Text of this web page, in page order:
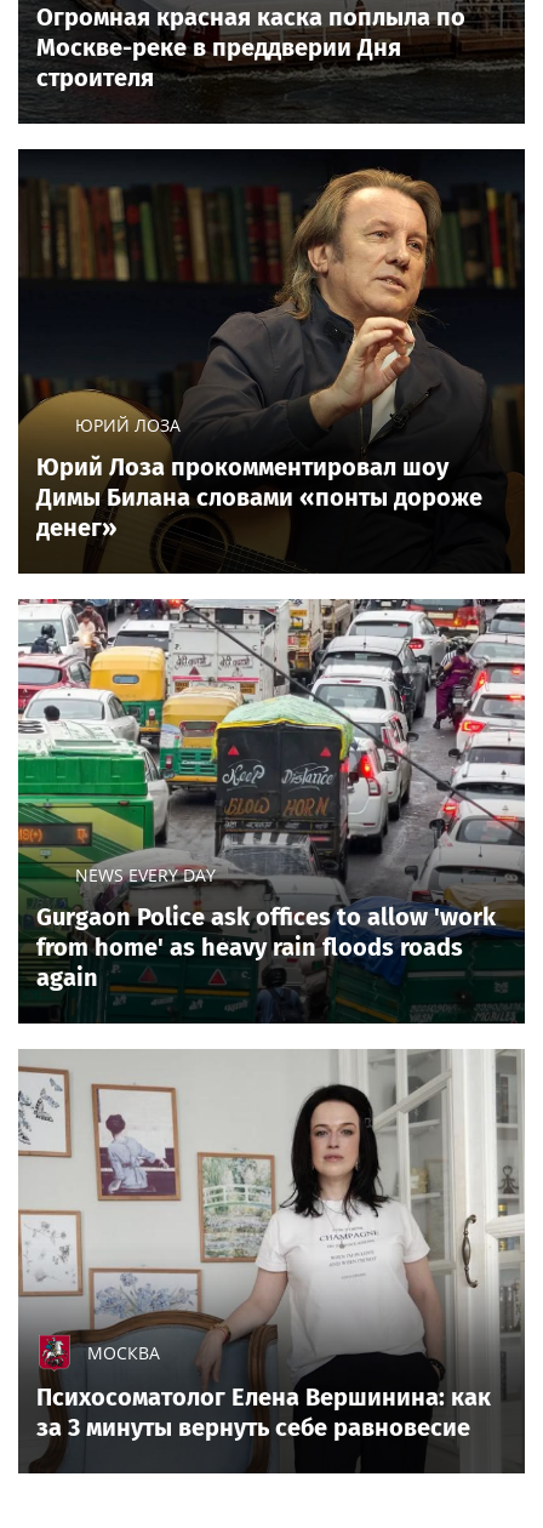
Огромная красная каска поплыла по
Москве-реке в преддверии Дня
строителя
ЮРИЙ ЛОЗА
Юрий Лоза прокомментировал шоу
Димы Билана словами «понты дороже
денег»
NEWS EVERY DAY
Gurgaon Police ask offices to allow 'work
from home' as heavy rain floods roads
again
МОСКВА
Психосоматолог Елена Вершинина: как
за 3 минуты вернуть себе равновесие